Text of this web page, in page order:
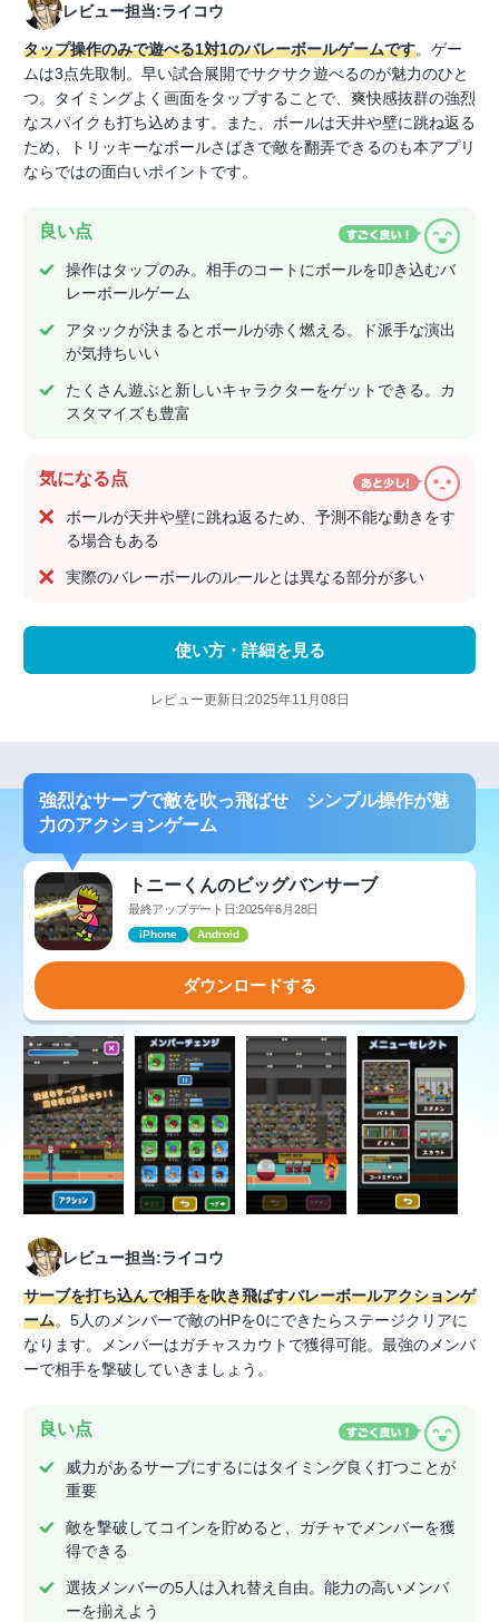
レビュー担当:ライコウ
タップ操作のみで遊べる1対1のバレーボールゲームです。ゲー
ムは3点先取制。早い試合展開でサクサク遊べるのが魅力のひと
つ。タイミングよく画面をタップすることで、爽快感抜群の強烈
なスパイクも打ち込めます。また、ボールは天井や壁に跳ね返る
ため、トリッキーなボールさばきで敵を翻弄できるのも本アプリ
ならではの面白いポイントです。
良い点
操作はタップのみ。相手のコートにボールを叩き込むバ
レーボールゲーム
アタックが決まるとボールが赤く燃える。ド派手な演出
が気持ちいい
たくさん遊ぶと新しいキャラクターをゲットできる。カ
スタマイズも豊富
気になる点
ボールが天井や壁に跳ね返るため、予測不能な動きをす
る場合もある
実際のバレーボールのルールとは異なる部分が多い
使い方・詳細を見る
レビュー更新日:2025年11月08日
強烈なサーブで敵を吹っ飛ばせ シンプル操作が魅
力のアクションゲーム
トニーくんのビッグバンサーブ
最終アップデート日:2025年6月28日
iPhone Android
ダウンロードする
レビュー担当:ライコウ
サーブを打ち込んで相手を吹き飛ばすバレーボールアクションゲ
ーム。5人のメンバーで敵のHPを0にできたらステージクリアに
なります。メンバーはガチャスカウトで獲得可能。最強のメンバ
ーで相手を撃破していきましょう。
良い点
威力があるサーブにするにはタイミング良く打つことが
重要
敵を撃破してコインを貯めると、ガチャでメンバーを獲
得できる
選抜メンバーの5人は入れ替え自由。能力の高いメンバ
ーを揃えよう